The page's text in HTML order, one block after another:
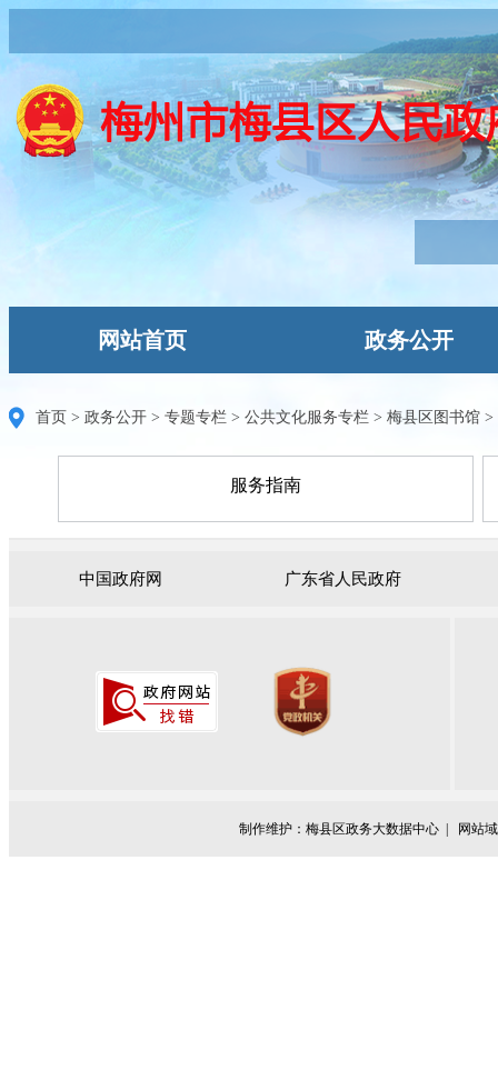
网站首页 政务公开
首页 > 政务公开 > 专题专栏 > 公共文化服务专栏 > 梅县区图书馆 >
服务指南
中国政府网 广东省人民政府
制作维护：梅县区政务大数据中心 | 网站